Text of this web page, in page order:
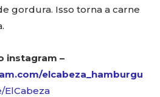
gordura. Isso torna a carne
instagram –
elcabeza_hamburgu
ElCabeza